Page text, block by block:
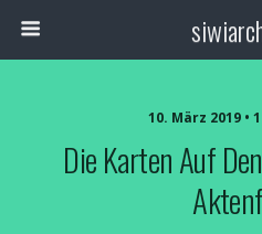
10. März 2019 •
Die Karten Auf